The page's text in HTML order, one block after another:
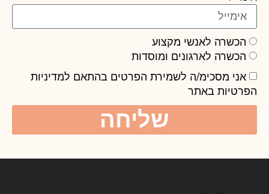
הכשרה לאנשי מקצוע
הכשרה לארגונים ומוסדות
אני מסכימ/ה לשמירת הפרטים בהתאם למדיניות
הפרטיות באתר
שליחה